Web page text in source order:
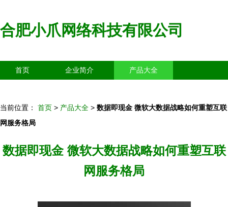
合肥小爪网络科技有限公司
首页 企业简介 产品大全
当前位置： 首页 > 产品大全 > 数据即现金 微软大数据战略如何重塑互联
网服务格局
数据即现金 微软大数据战略如何重塑互联
网服务格局